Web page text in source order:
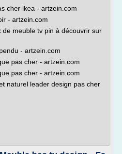
cher ikea - artzein.com
- artzein.com
de meuble tv pin à découvrir sur
- artzein.com
pas cher - artzein.com
pas cher - artzein.com
naturel leader design pas cher